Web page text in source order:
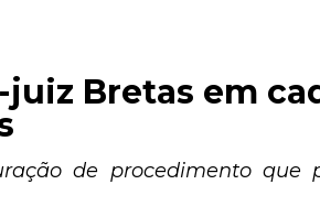
Bretas em
de procedimento que